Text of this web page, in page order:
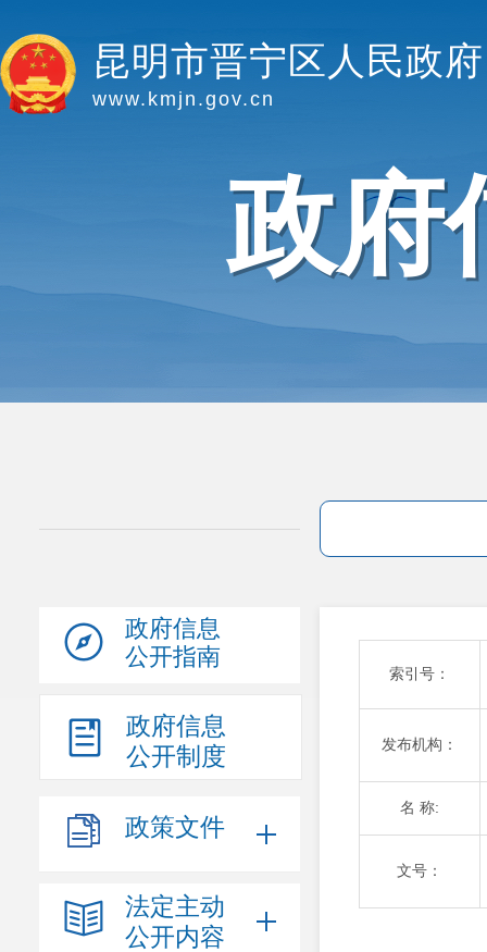
昆明市晋宁区人民政府
www.kmjn.gov.cn
政府
政府信息
公开指南
政府信息
公开制度
政策文件
法定主动
公开内容
索引号：
发布机构：
名 称:
文号：